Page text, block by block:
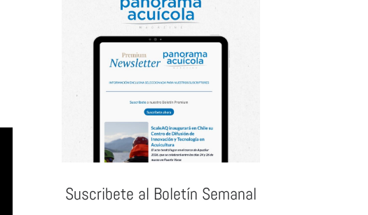
Suscribete al Boletín Semanal